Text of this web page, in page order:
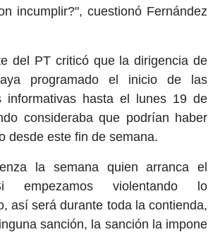
incumplir?", cuestionó Fernández
del PT criticó que la dirigencia de
programado el inicio de las
informativas hasta el lunes 19 de
consideraba que podrían haber
desde este fin de semana.
la semana quien arranca el
empezamos violentando lo
así será durante toda la contienda,
sanción, la sanción la impone